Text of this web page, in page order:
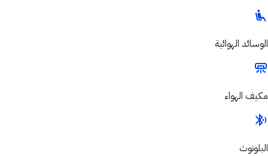
الوسائد الهوائية
مكيف الهواء
البلوتوث